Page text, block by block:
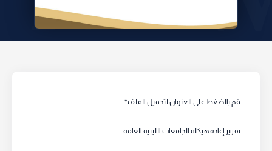
تقرير إعادة هيكلة الجامعات الليبية العامة